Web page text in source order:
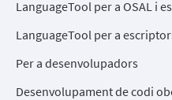
LanguageTool per a OSAL i
LanguageTool per a
Per a desenvolupadors
Desenvolupament de codi